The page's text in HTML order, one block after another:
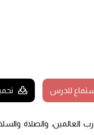
للدرس
العالمين، والصلاة